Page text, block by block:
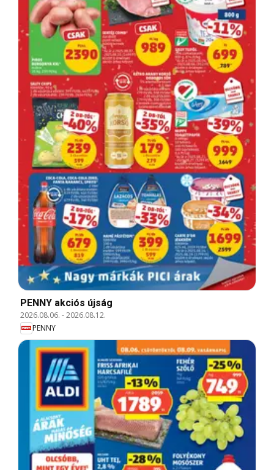
PENNY akciós újság
2026.08.06. -2026.08.12.
PENNY